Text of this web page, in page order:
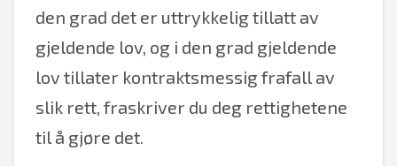
den grad det er uttrykkelig tillatt av
gjeldende lov, og i den grad gjeldende
lov tillater kontraktsmessig frafall av
slik rett, fraskriver du deg rettighetene
til å gjøre det.